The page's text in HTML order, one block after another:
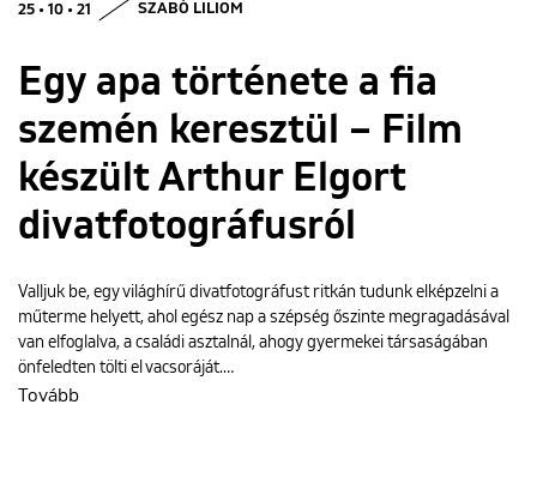
25 • 10 • 21 SZABÓ LILIOM
Egy apa története a fia
szemén keresztül – Film
készült Arthur Elgort
divatfotográfusról
Valljuk be, egy világhírű divatfotográfust ritkán tudunk elképzelni a
műterme helyett, ahol egész nap a szépség őszinte megragadásával
van elfoglalva, a családi asztalnál, ahogy gyermekei társaságában
önfeledten tölti el vacsoráját.…
Tovább